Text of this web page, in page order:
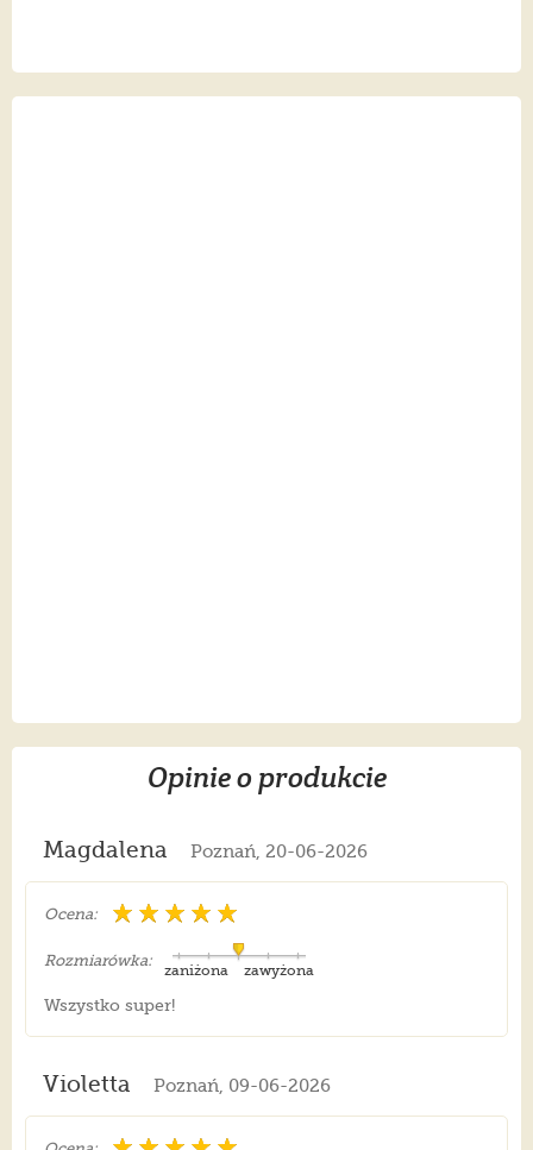
Opinie o produkcie
Magdalena Poznań, 20-06-2026
Ocena:
Rozmiarówka:
zawyżona
zaniżona
Wszystko super!
Violetta Poznań, 09-06-2026